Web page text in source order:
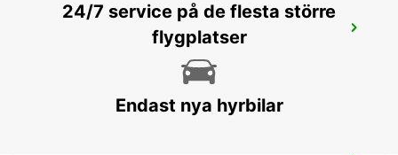
TAVASTEHUS CITY
HÄMEENLINNA - FINLAND
24/7 service på de flesta större
flygplatser
Endast nya hyrbilar